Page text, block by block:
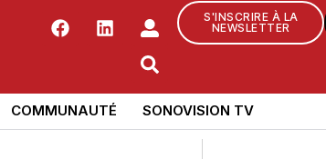
S'INSCRIRE À LA
NEWSLETTER
COMMUNAUTÉ SONOVISION TV